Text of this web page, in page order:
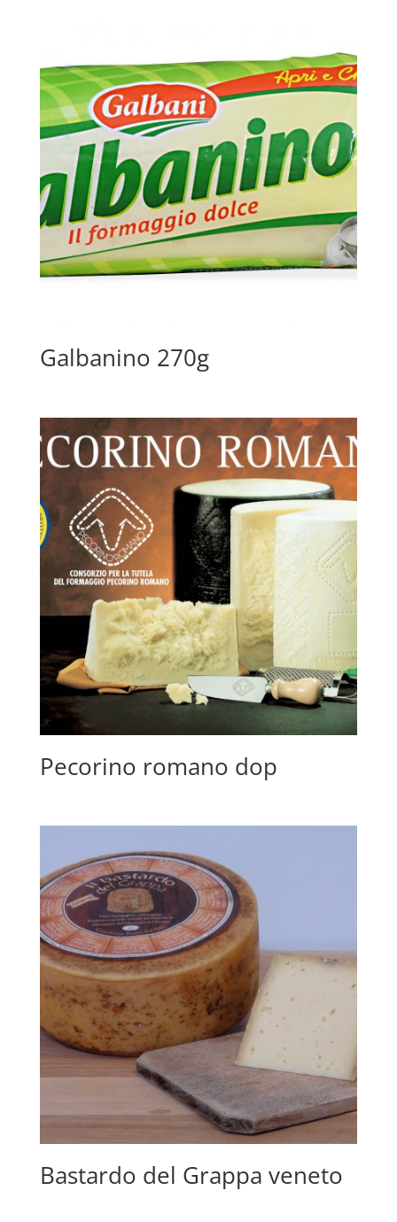
Galbanino 270g
Pecorino romano dop
Bastardo del Grappa veneto